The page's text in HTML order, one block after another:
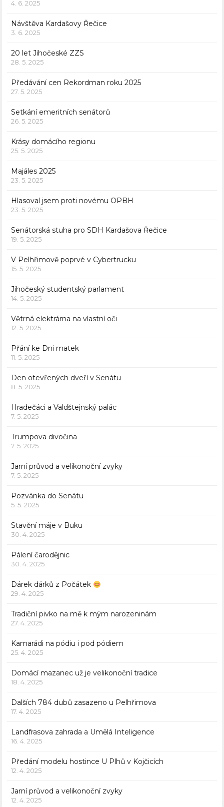
4. 6. 2025
Návštěva Kardašovy Řečice
3. 6. 2025
20 let Jihočeské ZZS
28. 5. 2025
Předávání cen Rekordman roku 2025
27. 5. 2025
Setkání emeritních senátorů
26. 5. 2025
Krásy domácího regionu
25. 5. 2025
Majáles 2025
23. 5. 2025
Hlasoval jsem proti novému OPBH
23. 5. 2025
Senátorská stuha pro SDH Kardašova Řečice
19. 5. 2025
V Pelhřimově poprvé v Cybertrucku
15. 5. 2025
Jihočeský studentský parlament
14. 5. 2025
Větrná elektrárna na vlastní oči
12. 5. 2025
Přání ke Dni matek
11. 5. 2025
Den otevřených dveří v Senátu
8. 5. 2025
Hradečáci a Valdštejnský palác
7. 5. 2025
Trumpova divočina
7. 5. 2025
Jarní průvod a velikonoční zvyky
7. 5. 2025
Pozvánka do Senátu
5. 5. 2025
Stavění máje v Buku
30. 4. 2025
Pálení čarodějnic
30. 4. 2025
Dárek dárků z Počátek
29. 4. 2025
Tradiční pivko na mě k mým narozeninám
27. 4. 2025
Kamarádi na pódiu i pod pódiem
25. 4. 2025
Domácí mazanec už je velikonoční tradice
18. 4. 2025
Dalších 784 dubů zasazeno u Pelhřimova
17. 4. 2025
Landfrasova zahrada a Umělá Inteligence
16. 4. 2025
Předání modelu hostince U Plhů v Kojčicích
12. 4. 2025
Jarní průvod a velikonoční zvyky
12. 4. 2025